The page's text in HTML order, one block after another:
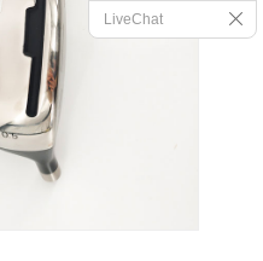
LiveChat